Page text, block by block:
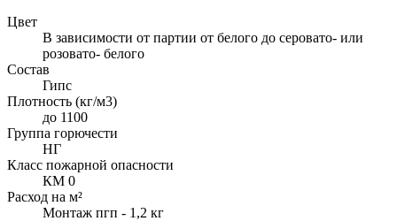
Цвет
В зависимости от партии от белого до серовато- или
розовато- белого
Состав
Гипс
Плотность (кг/м3)
до 1100
Группа горючести
НГ
Класс пожарной опасности
КМ 0
Расход на м²
Монтаж пгп - 1,2 кг